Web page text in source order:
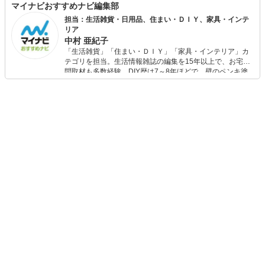
マイナビおすすめナビ編集部
担当：生活雑貨・日用品、住まい・ＤＩＹ、家具・インテ
リア
中村 亜紀子
「生活雑貨」「住まい・ＤＩＹ」「家具・インテリア」カ
テゴリを担当。生活情報雑誌の編集を15年以上で、お宅訪
問取材も多数経験。DIY歴は7～8年ほどで、壁のペンキ塗
りや壁紙チェンジなどもチャレンジ済み。初心者でもモノ